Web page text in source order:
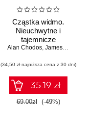
Cząstka widmo.
Nieuchwytne i
tajemnicze
neutrino
Alan Chodos, James Riordon
(34,50 zł najniższa cena z 30 dni)
35.19 zł
69.00zł (-49%)